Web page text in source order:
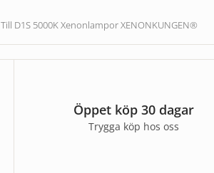
Till D1S 5000K Xenonlampor XENONKUNGEN®
Öppet köp 30 dagar
Trygga köp hos oss